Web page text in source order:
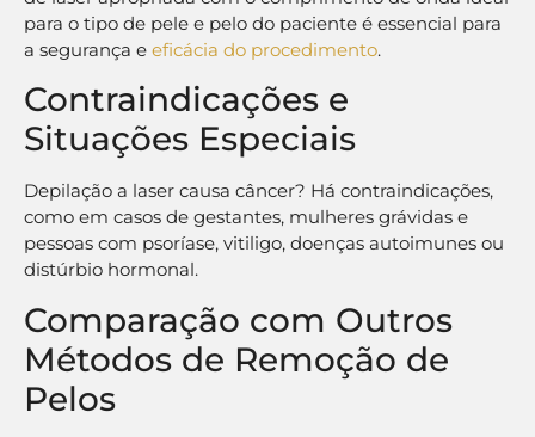
para o tipo de pele e pelo do paciente é essencial para
a segurança e eficácia do procedimento.
Contraindicações e
Situações Especiais
Depilação a laser causa câncer? Há contraindicações,
como em casos de gestantes, mulheres grávidas e
pessoas com psoríase, vitiligo, doenças autoimunes ou
distúrbio hormonal.
Comparação com Outros
Métodos de Remoção de
Pelos